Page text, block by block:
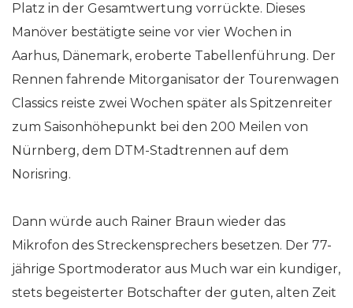
Platz in der Gesamtwertung vorrückte. Dieses
Manöver bestätigte seine vor vier Wochen in
Aarhus, Dänemark, eroberte Tabellenführung. Der
Rennen fahrende Mitorganisator der Tourenwagen
Classics reiste zwei Wochen später als Spitzenreiter
zum Saisonhöhepunkt bei den 200 Meilen von
Nürnberg, dem DTM-Stadtrennen auf dem
Norisring.
Dann würde auch Rainer Braun wieder das
Mikrofon des Streckensprechers besetzen. Der 77-
jährige Sportmoderator aus Much war ein kundiger,
stets begeisterter Botschafter der guten, alten Zeit